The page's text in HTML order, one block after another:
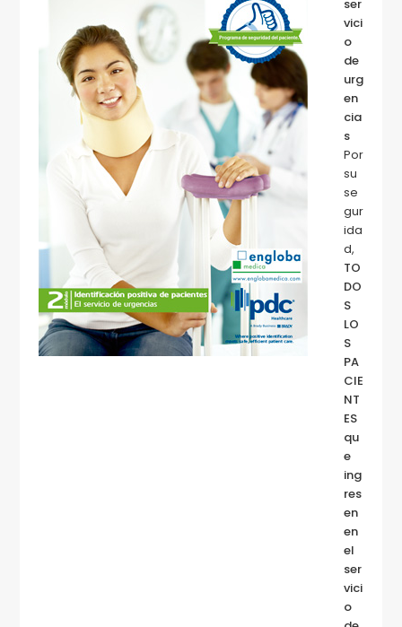
ser
vici
o
de
urg
en
cia
s
Por
su
se
gur
ida
d,
TO
DO
S
LO
S
PA
CIE
NT
ES
qu
e
ing
res
en
en
el
ser
vici
o